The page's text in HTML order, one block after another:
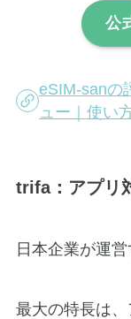
公
eSIM-sanの
ュー｜使い
trifa：アプリ
日本企業が運営
最大の特長は